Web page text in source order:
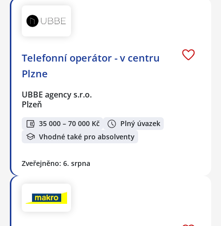
Telefonní operátor - v centru
Plzne
UBBE agency s.r.o.
Plzeň
35 000 – 70 000 Kč
Plný úvazek
Vhodné také pro absolventy
Zveřejněno: 6. srpna